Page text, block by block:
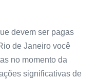
devem ser pagas
de Janeiro você
no momento da
significativas de